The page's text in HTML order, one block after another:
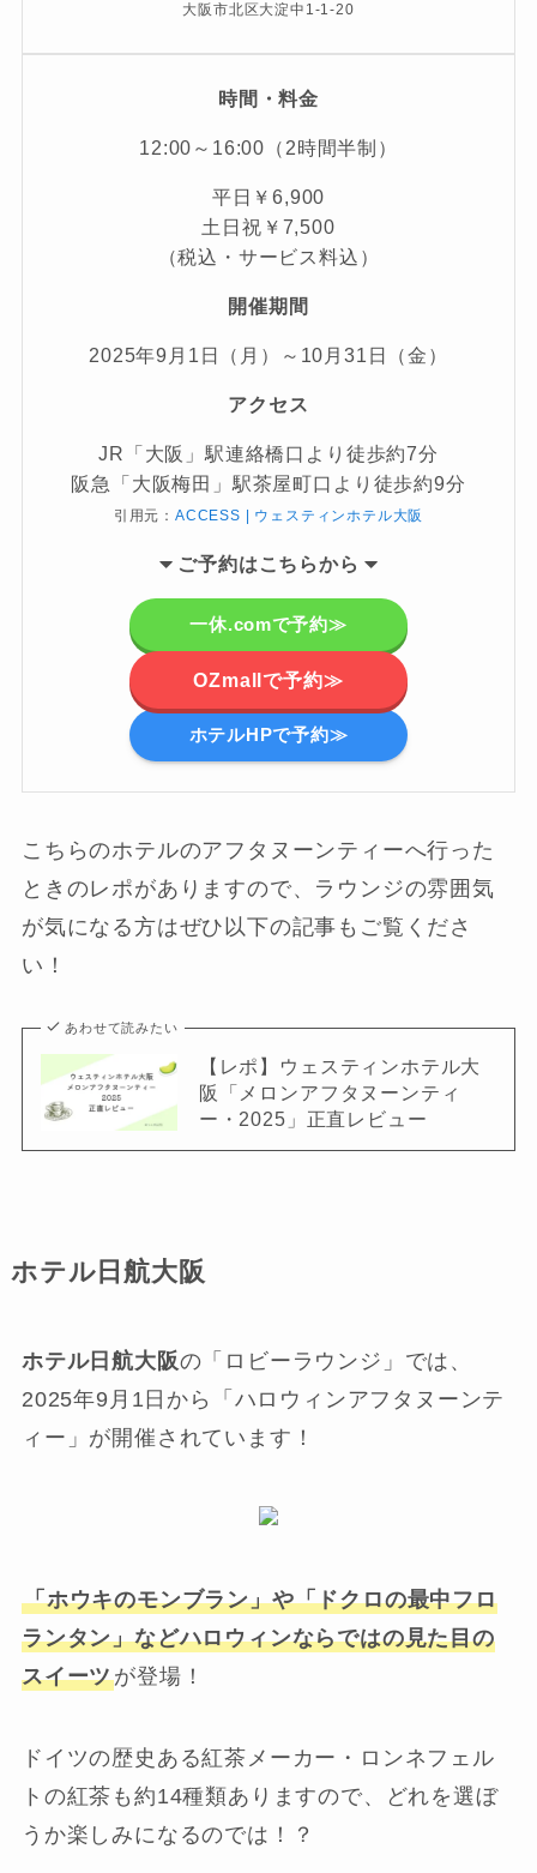
大阪市北区大淀中1-1-20
時間・料金
12:00～16:00（2時間半制）
平日￥6,900
土日祝￥7,500
（税込・サービス料込）
開催期間
2025年9月1日（月）～10月31日（金）
アクセス
JR「大阪」駅連絡橋口より徒歩約7分
阪急「大阪梅田」駅茶屋町口より徒歩約9分
引用元：ACCESS | ウェスティンホテル大阪
ご予約はこちらから
一休.comで予約≫
OZmallで予約≫
ホテルHPで予約≫
こちらのホテルのアフタヌーンティーへ行った
ときのレポがありますので、ラウンジの雰囲気
が気になる方はぜひ以下の記事もご覧くださ
い！
あわせて読みたい
【レポ】ウェスティンホテル大
阪「メロンアフタヌーンティ
ー・2025」正直レビュー
ホテル日航大阪
ホテル日航大阪の「ロビーラウンジ」では、
2025年9月1日から「ハロウィンアフタヌーンテ
ィー」が開催されています！
「ホウキのモンブラン」や「ドクロの最中フロ
ランタン」などハロウィンならではの見た目の
スイーツが登場！
ドイツの歴史ある紅茶メーカー・ロンネフェル
トの紅茶も約14種類ありますので、どれを選ぼ
うか楽しみになるのでは！？